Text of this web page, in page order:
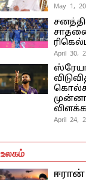
May 1,
April 30,
April 24,
உலகம்